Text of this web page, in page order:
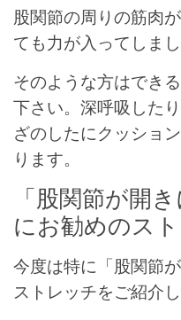
股関節の周りの筋肉
ても力が入ってしまし
そのような方はでき
下さい。深呼吸した
ざのしたにクッショ
ります。
「股関節が開
にお勧めのス
今度は特に「股関節
ストレッチをご紹介し